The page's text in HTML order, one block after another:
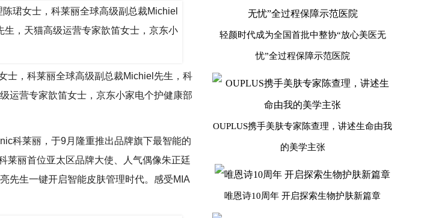
士，科莱丽全球高级副总裁Michiel先生，科
运营专家歆笛女士，京东小家电个护健康部
科莱丽，于9月隆重推出品牌旗下最智能的
丽首位亚太区品牌大使、人气偶像朱正廷
先生一键开启智能皮肤管理时代。感受MIA
轻颜时代成为全国首批中整协“放心美医无
忧”全过程保障示范医院
OUPLUS携手美肤专家陈查理，讲述生命由我
的美学主张
唯恩诗10周年 开启探索生物护肤新篇章